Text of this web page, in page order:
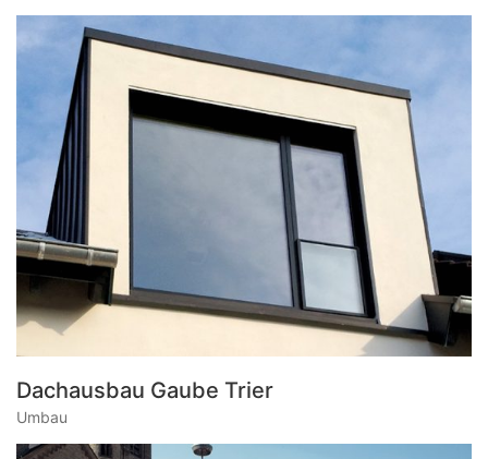
Dachausbau Gaube Trier
Umbau